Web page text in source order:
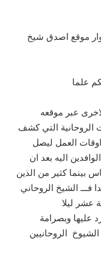
موقع اصدق شيخ
علما
عبر موقعه
الروحانية التي كشف
العمل ليصل
اليه بعد ان
بينما كثير من الذين
فـــ الشيخ الروحاني
عشر ليلا
عليها وبصرامة
الروحانيين